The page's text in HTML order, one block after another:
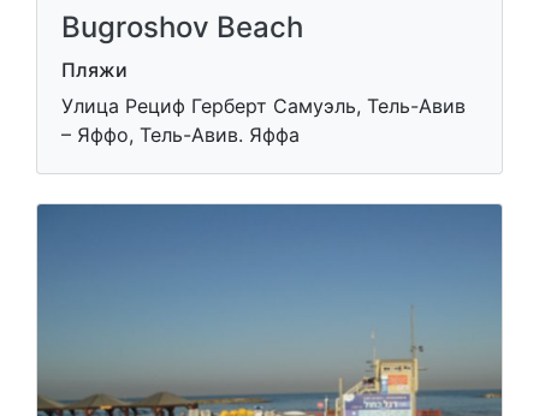
Bugroshov Beach
Пляжи
Улица Рециф Герберт Самуэль, Тель-Авив
– Яффо, Тель-Авив. Яффа